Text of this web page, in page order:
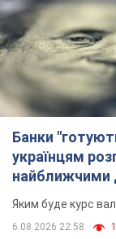
Банки
українцям
найближчими
Яким буде курс
6.08.2026 22:58